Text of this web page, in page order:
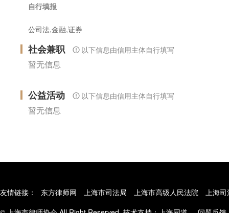
自行填报
公司法,金融,证券
社会兼职 以下信息由信用主体自行填写
暂无信息
公益活动 以下信息由信用主体自行填写
暂无信息
友情链接： 东方律师网 上海市司法局 上海市高级人民法院
上海